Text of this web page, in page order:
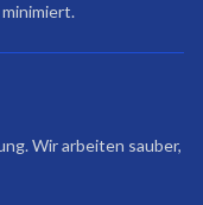
Wir arbeiten sauber,